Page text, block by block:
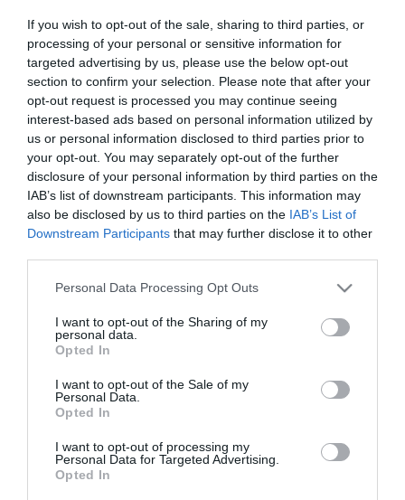
If you wish to opt-out of the sale, sharing to third parties, or
processing of your personal or sensitive information for
targeted advertising by us, please use the below opt-out
section to confirm your selection. Please note that after your
opt-out request is processed you may continue seeing
interest-based ads based on personal information utilized by
us or personal information disclosed to third parties prior to
your opt-out. You may separately opt-out of the further
disclosure of your personal information by third parties on the
IAB’s list of downstream participants. This information may
also be disclosed by us to third parties on the IAB’s List of
Downstream Participants that may further disclose it to other
Please note that this website/app uses one or more Google
not limited to your visit or usage behaviour. You may click to
grant or deny consent to Google and its third-party tags to
use your data for below specified purposes in below Google
consent section.
Personal Data Processing Opt Outs
I want to opt-out of the Sharing of my
personal data.
Opted In
I want to opt-out of the Sale of my
Personal Data.
Opted In
I want to opt-out of processing my
Personal Data for Targeted Advertising.
Opted In
προσφέροντας ευελιξία, διαλειτουργικότητα
και μεγαλύτερο έλεγχο των υποδομών. Ο
Γιώργος […]